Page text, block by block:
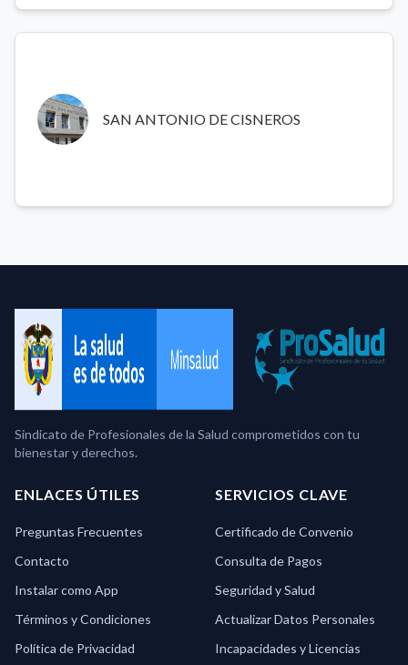
SAN ANTONIO DE CISNEROS
Hospital público de atención general en el municipio de
Cisneros (Nordeste de Antioquia), que ofrece servicios de
urgencias, consulta externa y hospitalización, orientado a
Sindicato de Profesionales de la Salud comprometidos con tu
bienestar y derechos.
ENLACES ÚTILES
Preguntas Frecuentes
Contacto
Instalar como App
Términos y Condiciones
Política de Privacidad
SERVICIOS CLAVE
Certificado de Convenio
Consulta de Pagos
Seguridad y Salud
Actualizar Datos Personales
Incapacidades y Licencias